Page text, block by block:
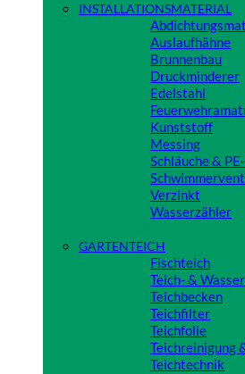
INSTALLATIONSMATERIAL
Auslaufhähne
Brunnenbau
Druckminderer
Edelstahl
Kunststoff
Messing
Schläuche &
Verzinkt
Wasserzähler
GARTENTEICH
Fischteich
Teich- &
Teichbecken
Teichfilter
Teichfolie
Teichreinigung
Teichtechnik